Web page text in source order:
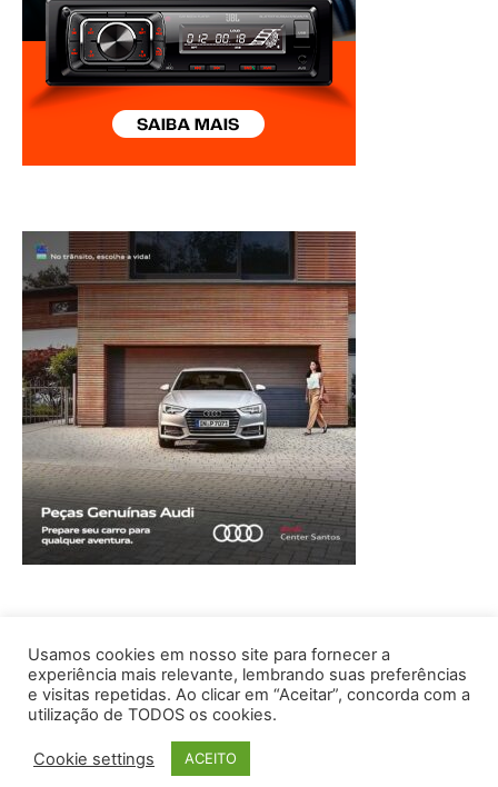
© © Copyright© CT EDITORA | Tel.: (11) 2068-7485 |
contato@revistaaudioevideo.com.br
Usamos cookies em nosso site para fornecer a
experiência mais relevante, lembrando suas preferências
e visitas repetidas. Ao clicar em “Aceitar”, concorda com a
utilização de TODOS os cookies.
Cookie settings ACEITO